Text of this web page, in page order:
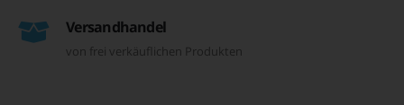
Versandhandel
von frei verkäuflichen Produkten